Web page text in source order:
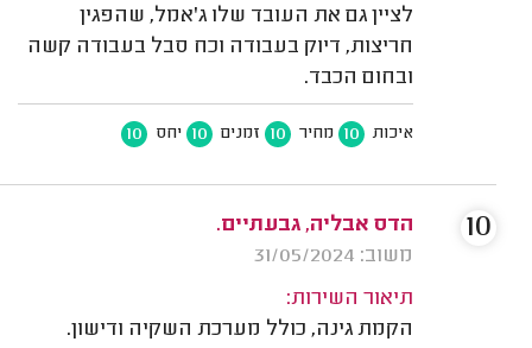
לציין גם את העובד שלו ג'אמל, שהפגין
חריצות, דיוק בעבודה וכח סבל בעבודה קשה
ובחום הכבד.
איכות 10 מחיר 10 זמנים 10 יחס 10
הדס אבליה, גבעתיים.
משוב: 31/05/2024
תיאור השירות:
הקמת גינה, כולל מערכת השקיה ודישון.
10